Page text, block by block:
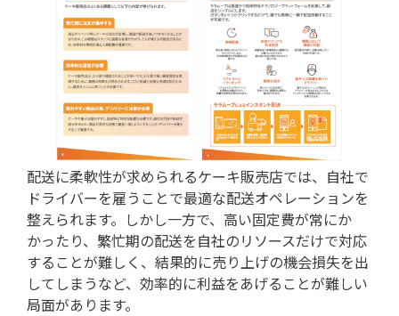
配送に柔軟性が求められるケーキ販売店では、自社で
ドライバーを雇うことで最適な配送オペレーションを
整えられます。しかし一方で、高い固定費が常にか
かったり、繁忙期の配送を自社のリソースだけで対応
することが難しく、結果的に売り上げの機会損失を出
してしまうなど、効率的に利益をあげることが難しい
局面があります。